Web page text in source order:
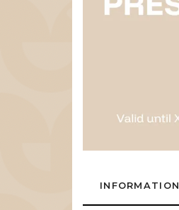
INFORMATION